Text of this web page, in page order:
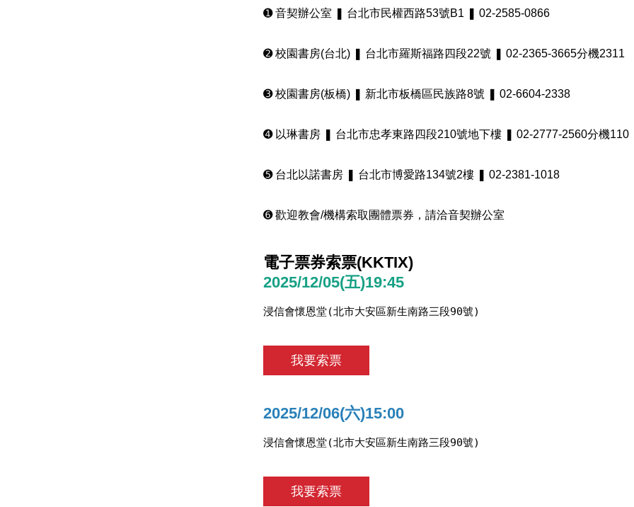
➊ 音契辦公室 ❚ 台北市民權西路53號B1 ❚ 02-2585-0866
➋ 校園書房(台北) ❚ 台北市羅斯福路四段22號 ❚ 02-2365-3665分機2311
➌ 校園書房(板橋) ❚ 新北市板橋區民族路8號 ❚ 02-6604-2338
➍ 以琳書房 ❚ 台北市忠孝東路四段210號地下樓 ❚ 02-2777-2560分機110
➎ 台北以諾書房 ❚ 台北市博愛路134號2樓 ❚ 02-2381-1018
➏ 歡迎教會/機構索取團體票券，請洽音契辦公室
電子票券索票(KKTIX)
2025/12/05(五)19:45
浸信會懷恩堂(北市大安區新生南路三段90號)
我要索票
2025/12/06(六)15:00
浸信會懷恩堂(北市大安區新生南路三段90號)
我要索票